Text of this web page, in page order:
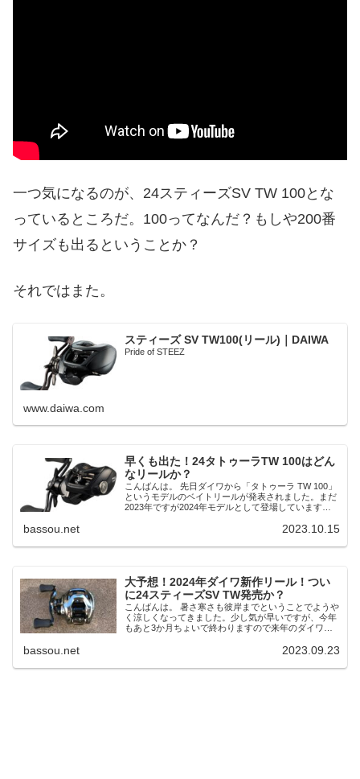
一つ気になるのが、24スティーズSV TW 100とな
っているところだ。100ってなんだ？もしや200番
サイズも出るということか？
それではまた。
スティーズ SV TW100(リール)｜DAIWA
Pride of STEEZ
www.daiwa.com
早くも出た！24タトゥーラTW 100はどん
なリールか？
こんばんは。 先日ダイワから「タトゥーラ TW 100」
というモデルのベイトリールが発表されました。まだ
2023年ですが2024年モデルとして登場しています。
bassou.net 2023.10.15
大予想！2024年ダイワ新作リール！つい
に24スティーズSV TW発売か？
こんばんは。 暑さ寒さも彼岸までということでようや
く涼しくなってきました。少し気が早いですが、今年
もあと3か月ちょいで終わりますので来年のダイワの
bassou.net 2023.09.23